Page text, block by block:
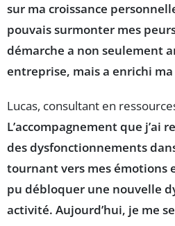
sur ma croissance
pouvais surmonter mes
démarche a non seulement
entreprise, mais a enrichi
Lucas, consultant en
L’accompagnement que j’ai
des dysfonctionnements
tournant vers mes émotions
pu débloquer une nouvelle
activité. Aujourd’hui, je me